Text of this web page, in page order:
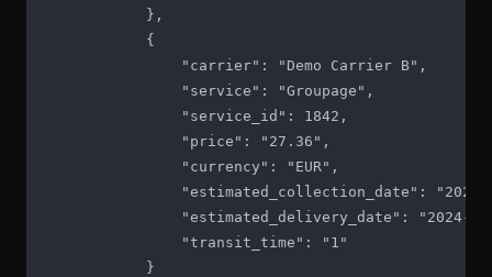
            },
            {
                "carrier": "Demo Carrier B",
                "service": "Groupage",
                "service_id": 1842,
                "price": "27.36",
                "currency": "EUR",
"estimated_collection_date":
"estimated_delivery_date": "2024-
                "transit_time": "1"
            }